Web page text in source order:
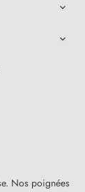


Nos poignées